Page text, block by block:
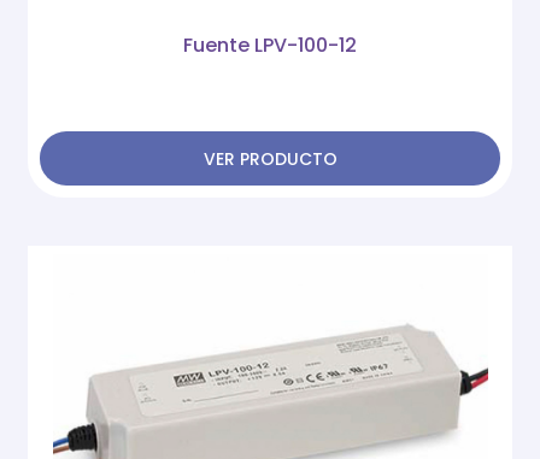
Fuente LPV-100-12
VER PRODUCTO